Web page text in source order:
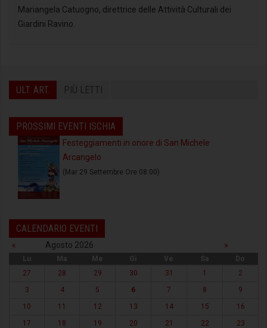
Mariangela Catuogno, direttrice delle Attività Culturali dei
Giardini Ravino.
ULT. ART. PIÙ LETTI
PROSSIMI EVENTI ISCHIA
Festeggiamenti in onore di San Michele
Arcangelo
(Mar 29 Settembre Ore 08:00)
CALENDARIO EVENTI
« Agosto 2026 »
Lu Ma Me Gi Ve Sa
Do
27
28 29 30 31 1
2
3
4 5 6 7 8
9
10
11 12 13 14 15
16
17
18 19 20 21 22
23